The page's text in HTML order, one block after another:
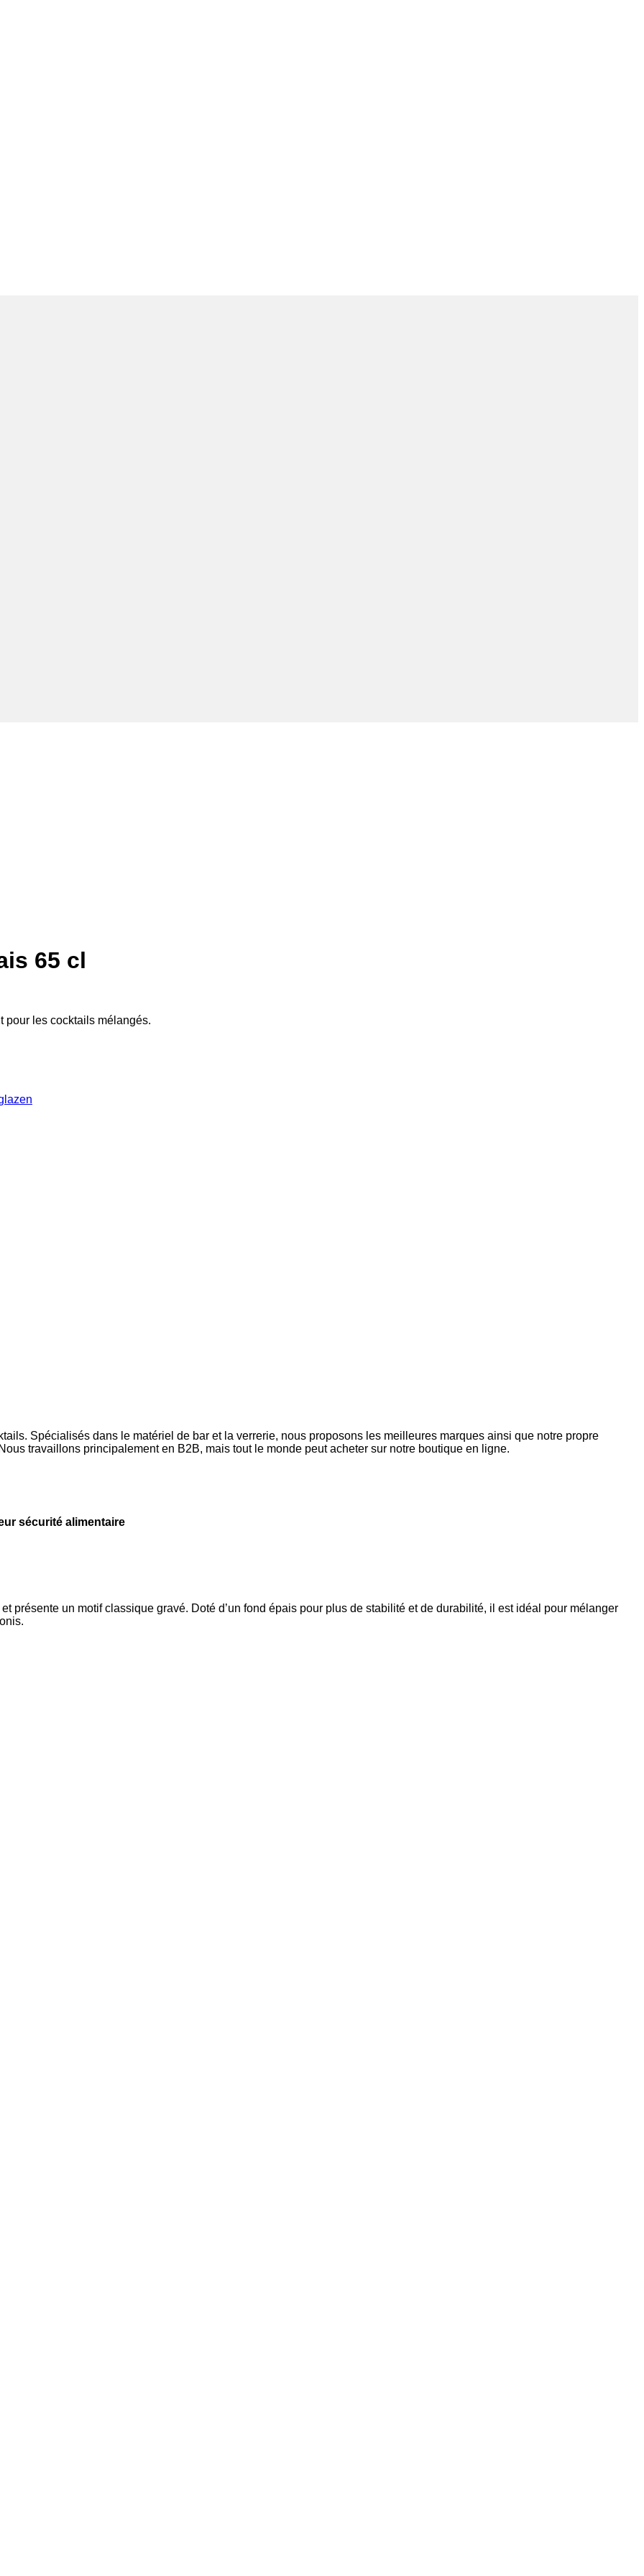
65 cl
pour les cocktails mélangés.
Spécialisés dans le matériel de bar et la verrerie, nous proposons les meilleures marques ainsi que notre propre
travaillons principalement en B2B, mais tout le monde peut acheter sur notre boutique en ligne.
sécurité alimentaire
présente un motif classique gravé. Doté d’un fond épais pour plus de stabilité et de durabilité, il est idéal pour mélanger